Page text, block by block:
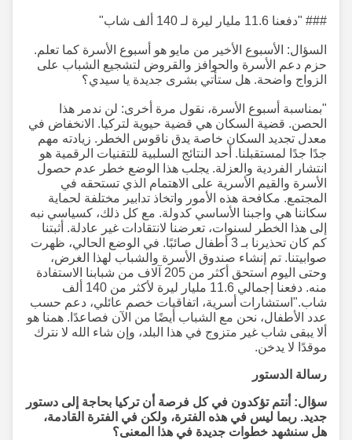
### "دفعنا 11.6 مليار ليرة لـ 140 ألف شاب"
السؤال: الأسبوع الأخير من مايو هو أسبوع الأسرة كما تعلم.
حزم دعم الأسرة والحوافز والقروض لتشجيع الشباب على
الزواج واضحة. هل ستأتي بشرى جديدة يا سيدي؟
"بمناسبة أسبوع الأسرة، نقول مرة أخرى: لن ندمر هذا
الحصن. قضية السكان هي قضية حيوية لتركيا. الانخفاض في
معدل تجديد السكان خاصة يدق ناقوس الخطر. زيادته مهم
جدًا جدًا لمستقبلنا. أحد النتائج السلبية للتقنيات الرقمية هو
انتشار الفردية والعزلة. يجلب هذا الوضع خطر عدم حصول
الأسرة والقيم الأسرية على الاهتمام الذي تستحقه في
المجتمع. مكافحة هذه الأمور واتخاذ تدابير مختلفة لحماية
سكاننا هي واجبنا الأساسي كدولة. مع كل ذلك، كسياسي نبه
إلى هذا الخطر لسنوات، تعرضنا لانتقادات غير عادلة. أثبتنا
كم كان تحذيرنا بـ 3 أطفال صائبًا. في الوضع الحالي، ظهرت
صوابيتنا. تم إنشاء صندوق الأسرة والشباب لهذا الغرض،
وحتى اليوم استحق أكثر من 205 آلاف من شبابنا الاستفادة
منه. دفعنا إجمالي 11.6 مليار ليرة لأكثر من 140 ألف
شاب."استشارات أسرية، اتفاقيات خصم عائلي، دعم حسب
عدد الأطفال، نحن مع الشباب أيضًا من الآن فصاعدًا. همنا هو
ألا يبقى شاب غير متزوج في هذا البلد، وإن شاء الله لا نترك
موقدًا لا يدخن.
رسالة الدستور
سؤال: أنتم تؤكدون في كل فرصة أن تركيا بحاجة إلى دستور
جديد. ربما ليس في هذه الفترة، ولكن في الفترة القادمة،
هل سنشهد خطوات جديدة في هذا المعنى؟